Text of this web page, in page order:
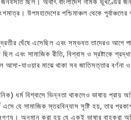
ছিল। অর্থাৎ বাংলাদেশ নামক ভূখণ্ডের
উপমহাদেশের পশ্চিমাঞ্চল থেকে
ঘেঁষে এসেছিল এবং সম্ভবত তাদেরও আগে
ছিল এবং সামাজিক রীতি, বিশ্বাস ও স্রষ্টাকে
যাওয়ার মাঝে থাকা সব জাতিসত্তার বর্ণনা ও
ধর্ম বিশ্বাসে ভিন্নতা থাকলেও ভাষায় প্রায়
যে সামাজিক স্তরবিন্যাস সৃষ্টি হয়, তার
নগণ্য। অনুমান করা হয় যে একই ভাষার বাহকরা